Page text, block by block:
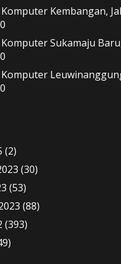
Komputer Kembangan,
Komputer Sukamaju
Komputer
(2)
(30)
(53)
(88)
(393)